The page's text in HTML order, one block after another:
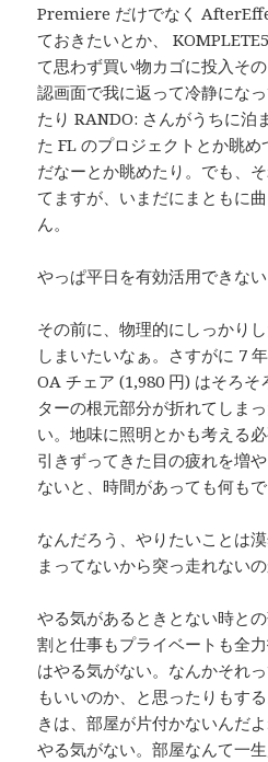
Premiere だけでなく
ておきたいとか、
て思わず買い物カゴに投入そ
認画面で我に返って冷静にな
たり RANDO: さんがうちに泊
た FL のプロジェクトとか眺
だなーとか眺めたり。でも、
てますが、いまだにまともに
ん。
やっぱ平日を有効活用できない
その前に、物理的にしっかり
しまいたいなぁ。さすがに 7
OA チェア (1,980 円) はそろ
ターの根元部分が折れてしま
い。地味に照明とかも考える
引きずってきた目の疲れを増
ないと、時間があっても何もで
なんだろう、やりたいことは
まってないから突っ走れないの
やる気があるときとない時と
割と仕事もプライベートも全
はやる気がない。なんかそれ
もいいのか、と思ったりもす
きは、部屋が片付かないんだ
やる気がない。部屋なんて一